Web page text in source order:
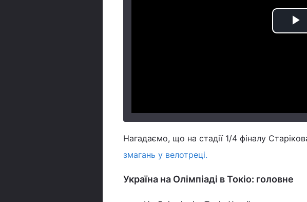
Нагадаємо, що на стадії 1/4 фіналу
змагань у велотреці.
Україна на Олімпіаді в Токіо: головне